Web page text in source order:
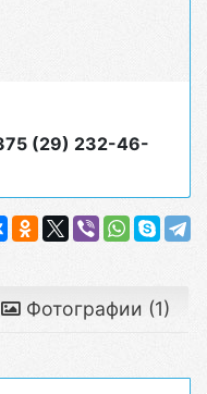
(29) 232-46-
Фотографии (1)